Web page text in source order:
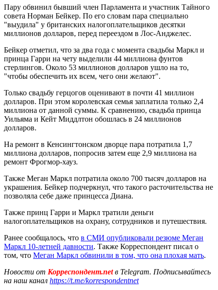
Пару обвинил бывший член Парламента и участник Тайного
совета Норман Бейкер. По его словам пара специально
"выудила" у британских налогоплательщиков десятки
миллионов долларов, перед переездом в Лос-Анджелес.
Бейкер отметил, что за два года с момента свадьбы Маркл и
принца Гарри на чету выделили 44 миллиона фунтов
стерлингов. Около 53 миллионов долларов ушло на то,
"чтобы обеспечить их всем, чего они желают".
Только свадьбу герцогов оценивают в почти 41 миллион
долларов. При этом королевская семья заплатила только 2,4
миллиона от данной суммы. К сравнению, свадьба принца
Уильяма и Кейт Миддлтон обошлась в 24 миллионов
долларов.
На ремонт в Кенсингтонском дворце пара потратила 1,7
миллиона долларов, попросив затем еще 2,9 миллиона на
ремонт Фрогмор-хауз.
Также Меган Маркл потратила около 700 тысяч долларов на
украшения. Бейкер подчеркнул, что такого расточительства не
позволяла себе даже принцесса Диана.
Также принц Гарри и Маркл тратили деньги
налогоплательщиков на охрану, сотрудников и путешествия.
Ранее сообщалось, что в СМИ опубликовали резюме Меган
Маркл 10-летней давности. Также Корреспондент писал о
том, что Меган Маркл обвинили в том, что она плохая мать.
Новости от Корреспондент.netв Telegram. Подписывайтесь
на наш канал https://t.me/korrespondentnet